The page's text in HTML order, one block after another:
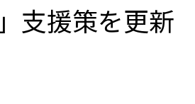
支援策を更新